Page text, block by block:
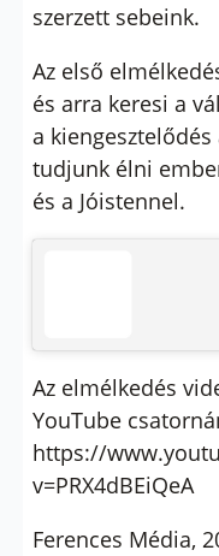
szerzett sebeink.
Az első
és arra keresi a
a
tudjunk élni
és a Jóistennel.
Az elmélkedés
YouTube
https://
v=PRX4dBEiQeA
Ferences Média,